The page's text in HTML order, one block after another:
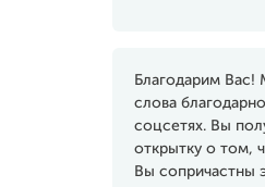
Благодарим
слова
соцсетях. Вы
открытку о том,
Вы сопричастны